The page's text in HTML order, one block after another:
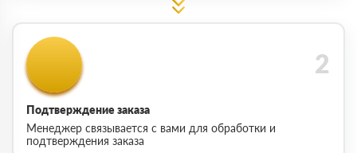
Подтверждение заказа
Менеджер связывается с вами для обработки и
подтверждения заказа